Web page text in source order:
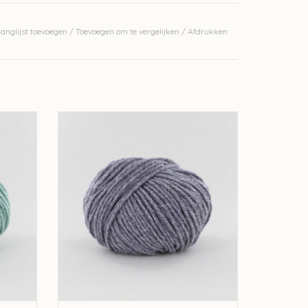
toevoegen / Toevoegen om te vergelijken / Afdrukken